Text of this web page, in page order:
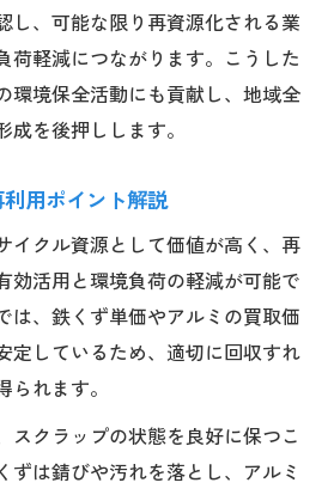
し、可能な限り再資源化される業
荷軽減につながります。こうした
環境保全活動にも貢献し、地域全
を後押しします。
用ポイント解説
イクル資源として価値が高く、再
効活用と環境負荷の軽減が可能で
は、鉄くず単価やアルミの買取価
定しているため、適切に回収すれ
れます。
スクラップの状態を良好に保つこ
ずは錆びや汚れを落とし、アルミ